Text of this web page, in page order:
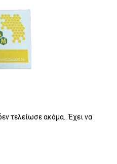
τελείωσε ακόμα.. Έχει να